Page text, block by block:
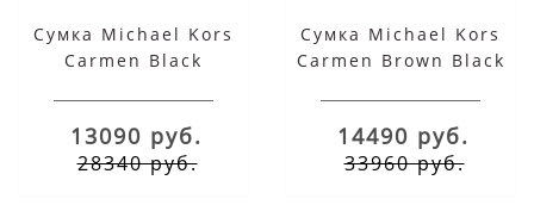
Сумка Michael Kors
Carmen Black
13090 руб.
28340 руб.
Сумка Michael Kors
Carmen Brown Black
14490 руб.
33960 руб.